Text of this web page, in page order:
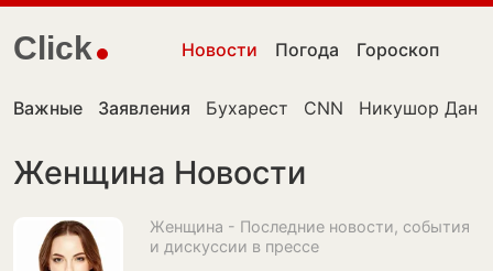
Click Новости Погода Гороскоп
Важные Заявления Бухарест CNN Никушор Дан
Женщина Новости
Женщина - Последние новости, события
и дискуссии в прессе